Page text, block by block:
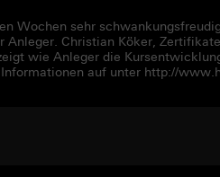
Wochen sehr
Anleger. Christian Köker,
wie Anleger die
auf unter http://